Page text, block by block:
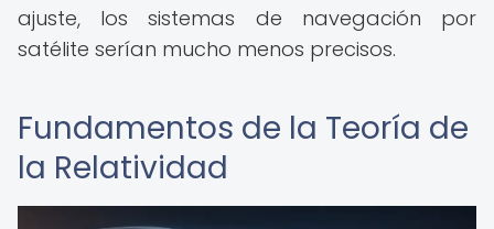
ajuste, los sistemas de navegación por
satélite serían mucho menos precisos.
Fundamentos de la Teoría de
la Relatividad